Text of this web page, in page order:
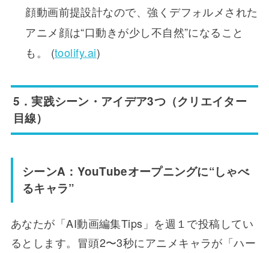
顔動画前提設計なので、強くデフォルメされた
アニメ顔は“口動きが少し不自然”になること
も。 (toolify.ai)
5．実践シーン・アイデア3つ（クリエイター
目線）
シーンA：YouTubeオープニングに“しゃべ
るキャラ”
あなたが「AI動画編集Tips」を週１で投稿してい
るとします。冒頭2〜3秒にアニメキャラが「ハー